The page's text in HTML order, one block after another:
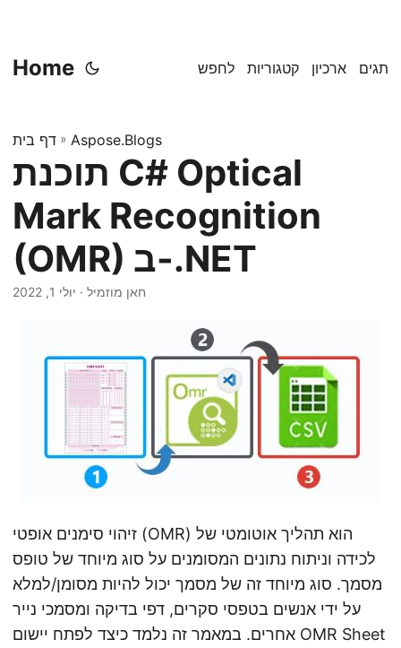
Home לחפש קטגוריות ארכיון תגים
דף בית » Aspose.Blogs
תוכנת C# Optical
Mark Recognition
(OMR) ב-.NET
יולי 1, 2022 · חאן מוזמיל
זיהוי סימנים אופטי (OMR) הוא תהליך אוטומטי של
לכידה וניתוח נתונים המסומנים על סוג מיוחד של טופס
מסמך. סוג מיוחד זה של מסמך יכול להיות מסומן/למלא
על ידי אנשים בטפסי סקרים, דפי בדיקה ומסמכי נייר
אחרים. במאמר זה נלמד כיצד לפתח יישום OMR Sheet